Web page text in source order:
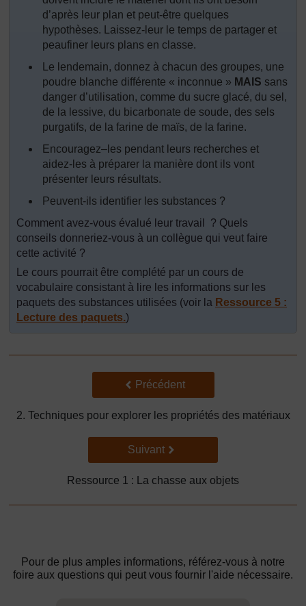
d’après leur plan et peut-être quelques
hypothèses. Laissez-leur le temps de partager et
peaufiner leurs plans en classe.
Le lendemain, donnez à chacun des groupes, une
poudre blanche différente « inconnue » MAIS sans
danger d’utilisation, comme du sucre glacé, du sel,
de la lessive, du bicarbonate de soude, des sels
purgatifs, de la farine de maïs, de la farine.
Encouragez–les pendant leurs recherches et
aidez-les à préparer la manière dont ils vont
présenter leurs résultats.
Peuvent-ils identifier les substances ?
Comment avez-vous évalué leur travail ? Quels
conseils donneriez-vous à un collègue qui veut faire
cette activité ?
Le cours pourrait être complété par un cours de
vocabulaire consistant à lire les informations sur les
paquets des substances utilisées (voir la Ressource 5 :
Lecture des paquets.)
Précédent
Précédent
2. Techniques pour explorer les propriétés des matériaux
Suivant
Suivant
Ressource 1 : La chasse aux objets
Pour de plus amples informations, référez-vous à notre
foire aux questions qui peut vous fournir l'aide nécessaire.